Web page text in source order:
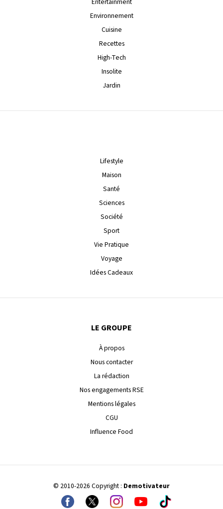
Environnement
Cuisine
Recettes
High-Tech
Insolite
Jardin
Lifestyle
Maison
Santé
Sciences
Société
Sport
Vie Pratique
Voyage
Idées Cadeaux
LE GROUPE
À propos
Nous contacter
La rédaction
Nos engagements RSE
Mentions légales
CGU
Influence Food
© 2010-2026 Copyright : Demotivateur